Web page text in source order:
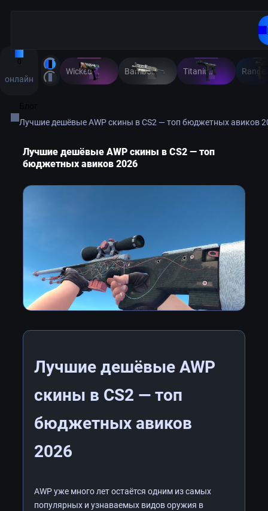
0
онлайн
Wicked Sick Bamboo Print Titanium Bit
Лучшие дешёвые AWP скины в CS2 — топ бюджетных авиков
Лучшие дешёвые AWP скины в CS2 — топ
бюджетных авиков 2026
Лучшие дешёвые AWP
скины в CS2 — топ
бюджетных авиков
2026
AWP уже много лет остаётся одним из самых
популярных и узнаваемых видов оружия в